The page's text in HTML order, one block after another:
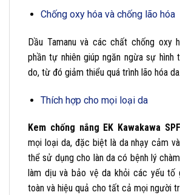
Chống oxy hóa và chống lão hóa
Dầu Tamanu và các chất chống oxy
phần tự nhiên giúp ngăn ngừa sự hình
do, từ đó giảm thiểu quá trình lão hóa da.
Thích hợp cho mọi loại da
Kem chống nắng EK Kawakawa
mọi loại da, đặc biệt là da nhạy cảm
thể sử dụng cho làn da có bệnh lý
làm dịu và bảo vệ da khỏi các yếu tố
toàn và hiệu quả cho tất cả mọi người